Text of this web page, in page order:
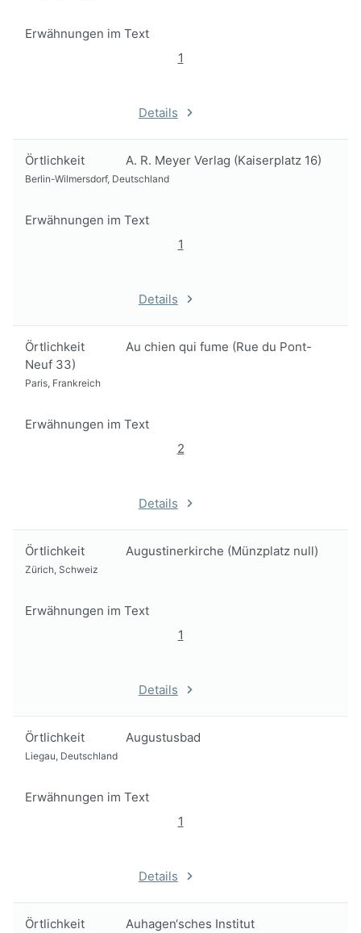
Erwähnungen im Text
1
Details
Örtlichkeit A. R. Meyer Verlag (Kaiserplatz 16)
Berlin-Wilmersdorf, Deutschland
Erwähnungen im Text
1
Details
Örtlichkeit
Au chien qui fume (Rue du Pont-
Neuf 33)
Paris, Frankreich
Erwähnungen im Text
2
Details
Örtlichkeit Augustinerkirche (Münzplatz null)
Zürich, Schweiz
Erwähnungen im Text
1
Details
Örtlichkeit Augustusbad
Liegau, Deutschland
Erwähnungen im Text
1
Details
Örtlichkeit
Auhagen‘sches Institut